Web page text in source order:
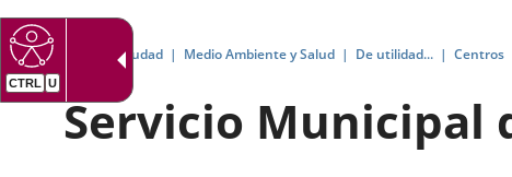
CTRL U
Tu Ciudad Medio Ambiente y Salud De utilidad... Centros
Servicio Municipal